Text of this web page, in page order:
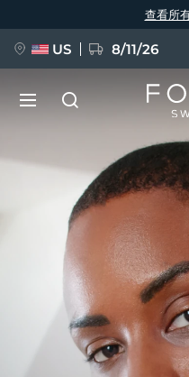
查看所
US 8/11/26
新品
FAQ™ Pure Beauty-
BREAKING NEWS
English
Français
Türkçe
简体